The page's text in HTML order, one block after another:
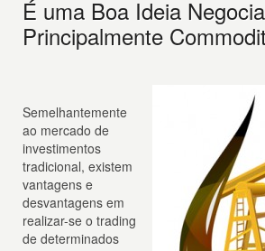
É uma Boa Ideia
Principalmente
Semelhantemente
ao mercado de
investimentos
tradicional, existem
vantagens e
desvantagens em
realizar-se o trading
de determinados